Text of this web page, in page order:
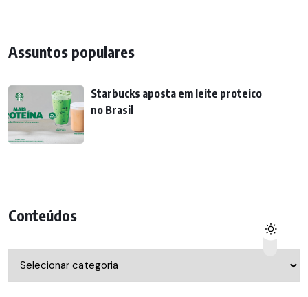
Assuntos populares
Starbucks aposta em leite proteico
no Brasil
Conteúdos
Conteúdos